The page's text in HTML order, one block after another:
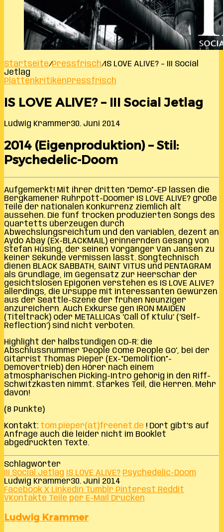
Startseite/Pressfrisch/IS LOVE ALIVE? – III Social
Jetlag
PlattenkritikenPressfrisch
IS LOVE ALIVE? – III Social Jetlag
Ludwig Krammer30. Juni 2014
2014 (Eigenproduktion) – Stil:
Psychedelic-Doom
Aufgemerkt! Mit ihrer dritten “Demo”-EP lassen die
Bergkamener Ruhrpott-Doomer IS LOVE ALIVE? große
Teile der nationalen Konkurrenz ziemlich alt
aussehen. Die fünf trocken produzierten Songs des
Quartetts überzeugen durch
Abwechslungsreichtum und den variablen, dezent an
Aydo Abay (Ex-BLACKMAIL) erinnernden Gesang von
Stefan Hüsing, der seinen Vorgänger Van Jansen zu
keiner Sekunde vermissen lässt. Songtechnisch
dienen BLACK SABBATH, SAINT VITUS und PENTAGRAM
als Grundlage, im Gegensatz zur Heerschar der
gesichtslosen Epigonen verstehen es IS LOVE ALIVE?
allerdings, die Ursuppe mit interessanten Gewürzen
aus der Seattle-Szene der frühen Neunziger
anzureichern. Auch Exkurse gen IRON MAIDEN
(Titeltrack) oder METALLICAs ‘Call Of Ktulu’ (‘Self-
Reflection’) sind nicht verboten.
Highlight der halbstündigen CD-R: die
Abschlussnummer ‘People Come People Go’, bei der
Gitarrist Thomas Pieper (Ex-“Demolition”-
Demovertrieb) den Hörer nach einem
atmosphärischen Picking-Intro gehörig in den Riff-
Schwitzkasten nimmt. Starkes Teil, die Herren. Mehr
davon!
(8 Punkte)
Kontakt: tom.pieper(at)freenet.de ! Dort gibt’s auf
Anfrage auch die leider nicht im Booklet
abgedruckten Texte.
Schlagwörter
III Social Jetlag IS LOVE ALIVE? Psychedelic-Doom
Ludwig Krammer30. Juni 2014
Facebook X LinkedIn Tumblr Pinterest Reddit
VKontakte Teile per E-Mail Drucken
Ludwig Krammer